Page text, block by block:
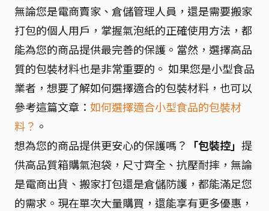
無論您是電商賣家、倉儲管理人員，還是需要搬家
打包的個人用戶，掌握氣泡紙的正確使用方法，都
能為您的商品提供最完善的保護。當然，選擇高品
質的包裝材料也是非常重要的。 如果您是小型食品
業者，想要了解如何選擇適合的包裝材料，也可以
參考這篇文章： 如何選擇適合小型食品的包裝材
料？ 。
想為您的商品提供更安心的保護嗎？ 「包裝控」 提
供高品質箱購氣泡袋，尺寸齊全、抗壓耐摔，無論
是電商出貨、搬家打包還是倉儲防護，都能滿足您
的需求。現在單次大量購買，還能享有更多優惠，